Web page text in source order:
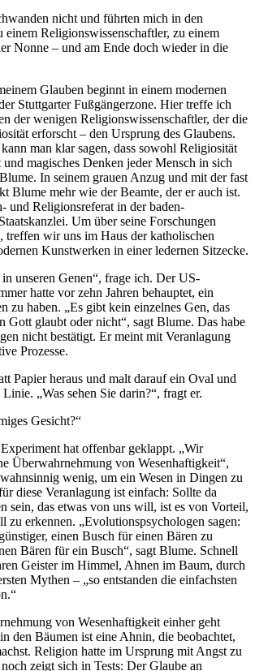
nicht und führten mich in den
einem Religionswissenschaftler, zu einem
Nonne – und am Ende doch wieder in die
Glauben beginnt in einem modernen
Stuttgarter Fußgängerzone. Hier treffe ich
der wenigen Religionswissenschaftler, der die
erforscht – den Ursprung des Glaubens.
man klar sagen, dass sowohl Religiosität
magisches Denken jeder Mensch in sich
In seinem grauen Anzug und mit der fast
Blume mehr wie der Beamte, der er auch ist.
und Religionsreferat in der baden-
Um über seine Forschungen
treffen wir uns im Haus der katholischen
Kunstwerken in einer ledernen Sitzecke.
unseren Genen“, frage ich. Der US-
hatte vor zehn Jahren behauptet, ein
zu haben. „Es gibt kein einzelnes Gen, das
Gott glaubt oder nicht“, sagt Blume. Das habe
nicht bestätigt. Er meint mit Veranlagung
Prozesse.
Papier heraus und malt darauf ein Oval und
„Was sehen Sie darin?“, fragt er.
Gesicht?“
hat offenbar geklappt. „Wir
Überwahrnehmung von Wesenhaftigkeit“,
wenig, um ein Wesen in Dingen zu
diese Veranlagung ist einfach: Sollte da
sein, das etwas von uns will, ist es von Vorteil,
zu erkennen. „Evolutionspsychologen sagen:
einen Busch für einen Bären zu
Bären für ein Busch“, sagt Blume. Schnell
Geister im Himmel, Ahnen im Baum, durch
Mythen – „so entstanden die einfachsten
von Wesenhaftigkeit einher geht
den Bäumen ist eine Ahnin, die beobachtet,
Religion hatte im Ursprung mit Angst zu
zeigt sich in Tests: Der Glaube an